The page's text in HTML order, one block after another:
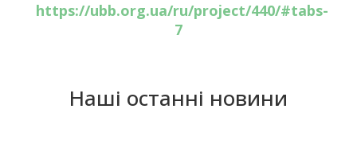
https://ubb.org.ua/ru/project/440/#tabs-
7
Наші останні новини